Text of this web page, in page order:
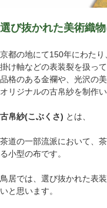
選び抜かれた美術織
京都の地にて150年にわたり
掛け軸などの表装裂を扱って
品格のある金襴や、光沢の
オリジナルの古帛紗を制作い
古帛紗(こぶくさ) とは、
茶道の一部流派において、
る小型の布です。
鳥居では、選び抜かれた表
いと思います。